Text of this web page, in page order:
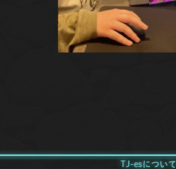
TJ-esについて